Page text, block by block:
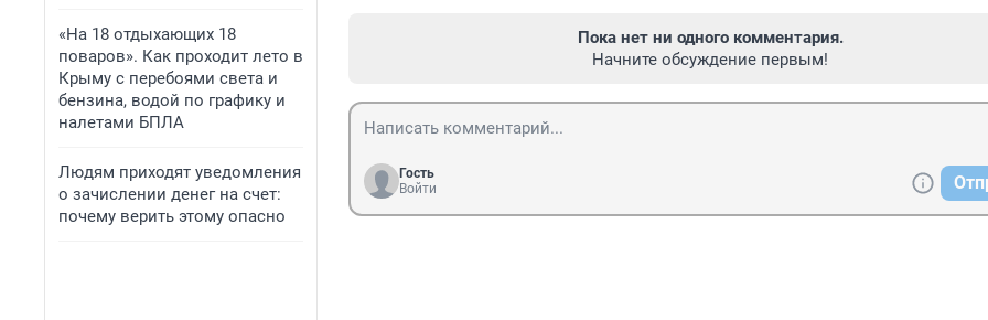
«На 18 отдыхающих 18
поваров». Как проходит лето в
Крыму с перебоями света и
бензина, водой по графику и
налетами БПЛА
Людям приходят уведомления
о зачислении денег на счет:
почему верить этому опасно
Пока нет ни одного комментария.
Начните обсуждение первым!
Гость
Войти